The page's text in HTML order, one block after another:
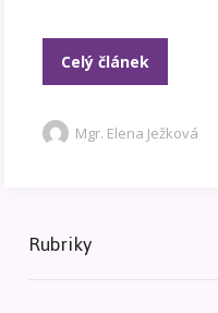
Celý článek
Mgr. Elena Ježková
Rubriky